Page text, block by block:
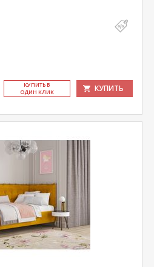
КУ­ПИТЬ В
ОДИН КЛИК
КУПИТЬ